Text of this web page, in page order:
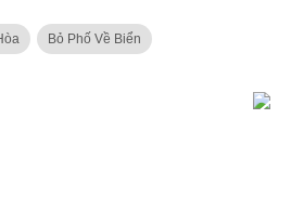
Bỏ Phố Về Biển